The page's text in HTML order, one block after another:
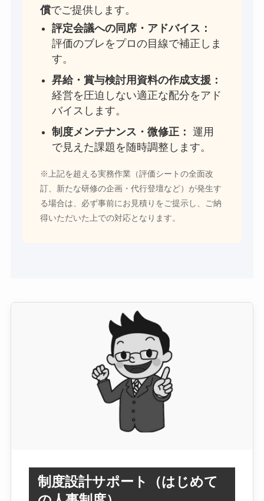
償でご提供します。
評定会議への同席・アドバイス：
評価のブレをプロの目線で補正しま
す。
昇給・賞与検討用資料の作成支援：
経営を圧迫しない適正な配分をアド
バイスします。
制度メンテナンス・微修正： 運用
で見えた課題を随時調整します。
※上記を超える実務作業（評価シートの全面改
訂、新たな研修の企画・代行登壇など）が発生す
る場合は、必ず事前にお見積りをご提示し、ご納
得いただいた上での対応となります。
制度設計サポート（はじめて